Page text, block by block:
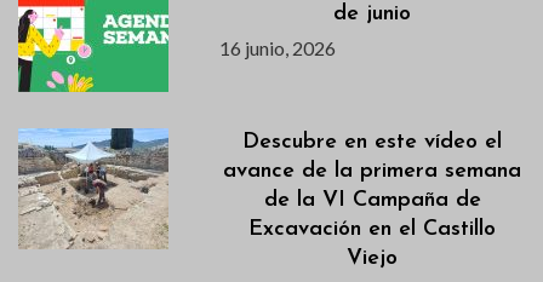
de junio
16 junio, 2026
Descubre en este vídeo el
avance de la primera semana
de la VI Campaña de
Excavación en el Castillo
Viejo